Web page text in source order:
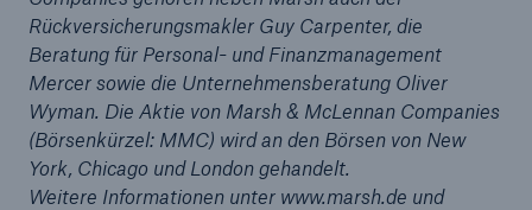
Rückversicherungsmakler Guy Carpenter, die
Beratung für Personal- und Finanzmanagement
Mercer sowie die Unternehmensberatung Oliver
Wyman. Die Aktie von Marsh & McLennan Companies
(Börsenkürzel: MMC) wird an den Börsen von New
York, Chicago und London gehandelt.
Weitere Informationen unter www.marsh.de und
Katastrophenbond-Markt lockt neue Investoren
an Weiteres Wachstum 2011 zu erwarten
Munich Re erzielt 2010 Gewinn von über 2,4 Mrd.
€ und erhöht die Dividende auf 6,25 €
Erste Garantieversicherung für Windkraftanlagen